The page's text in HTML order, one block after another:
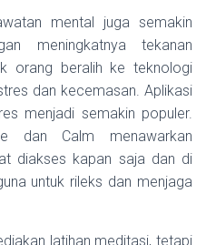
mental juga semakin
meningkatnya tekanan
orang beralih ke teknologi
dan kecemasan. Aplikasi
menjadi semakin populer.
dan Calm menawarkan
diakses kapan saja dan di
untuk rileks dan menjaga
latihan meditasi, tetapi